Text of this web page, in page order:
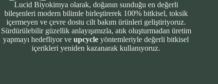
Lucid Biyokimya olarak, doğanın sunduğu en değerli
bileşenleri modern bilimle birleştirerek 100% bitkisel, toksik
içermeyen ve çevre dostu cilt bakım ürünleri geliştiriyoruz.
Sürdürülebilir güzellik anlayışımızla, atık oluşturmadan üretim
yapmayı hedefliyor veupcycle yöntemleriyle değerli bitkisel
içerikleri yeniden kazanarak kullanıyoruz.